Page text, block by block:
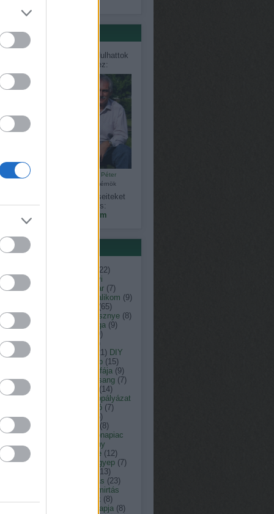
problémákkal fordulhattok
közvetlenül szakértőinkhez:
Bálint Károly
Czauner Péter
kertészmérnök
észrevételeiteket, kérdéseiteket
megoszthatjátok velünk is:
kapanyelinfo@gmail.com
22)
(13 arborétum
ásványi
33) avar (7)
bazsalikom (9)
(65)
) citrusfélék cseresznye (8)
csiga (9)
19)
péter
)
15 21) DIY
dologtiltó nap (15)
év fája (9)
(11) fagyosszentek farsang (7)
február (14)
(7)
fotópályázat
fűnyíró (7)
(10 36)
(8)
gabonapiac
Gardenexpo
gazdasszony
gépek gesztenye (12)
(8) gombabetegség gyep (7)
13)
gyógyhatás (23)
gyomirtás
hagymások (8)
halottak napja (8)